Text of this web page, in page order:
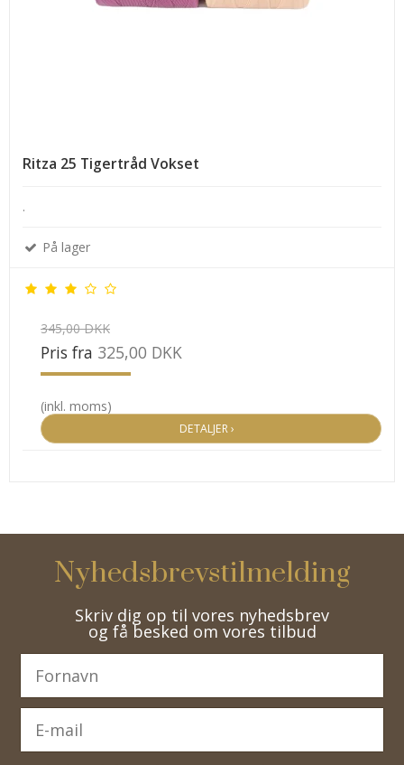
Ritza 25 Tigertråd Vokset
.
På lager
345,00 DKK
Pris fra 325,00 DKK
(inkl. moms)
DETALJER ›
Nyhedsbrevstilmelding
Skriv dig op til vores nyhedsbrev
og få besked om vores tilbud